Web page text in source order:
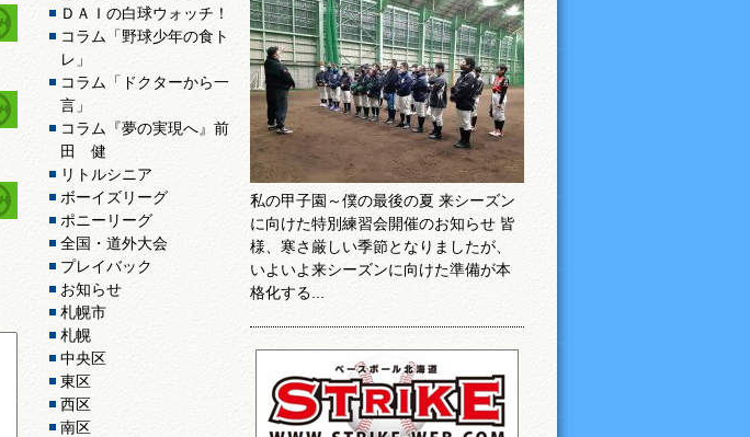
ＤＡＩの白球ウォッチ！
コラム「野球少年の食ト
レ」
コラム「ドクターから一
言」
コラム『夢の実現へ』前
田 健
リトルシニア
ボーイズリーグ
ポニーリーグ
全国・道外大会
プレイバック
お知らせ
札幌市
札幌
中央区
東区
西区
南区
私の甲子園～僕の最後の夏 来シーズン
に向けた特別練習会開催のお知らせ 皆
様、寒さ厳しい季節となりましたが、
いよいよ来シーズンに向けた準備が本
格化する...